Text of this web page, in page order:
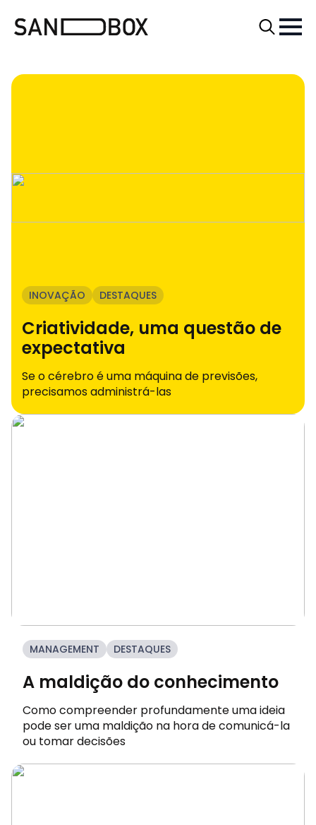
INOVAÇÃO DESTAQUES
Criatividade, uma questão de
expectativa
Se o cérebro é uma máquina de previsões,
precisamos administrá-las
MANAGEMENT DESTAQUES
A maldição do conhecimento
Como compreender profundamente uma ideia
pode ser uma maldição na hora de comunicá-la
ou tomar decisões